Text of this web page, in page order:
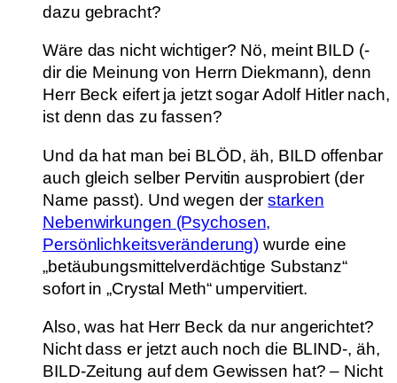
dazu gebracht?
Wäre das nicht wichtiger? Nö, meint BILD (-
dir die Meinung von Herrn Diekmann), denn
Herr Beck eifert ja jetzt sogar Adolf Hitler nach,
ist denn das zu fassen?
Und da hat man bei BLÖD, äh, BILD offenbar
auch gleich selber Pervitin ausprobiert (der
Name passt). Und wegen derstarken
Nebenwirkungen (Psychosen,
Persönlichkeitsveränderung) wurde eine
„betäubungsmittelverdächtige Substanz“
sofort in „Crystal Meth“ umpervitiert.
Also, was hat Herr Beck da nur angerichtet?
Nicht dass er jetzt auch noch die BLIND-, äh,
BILD-Zeitung auf dem Gewissen hat? – Nicht